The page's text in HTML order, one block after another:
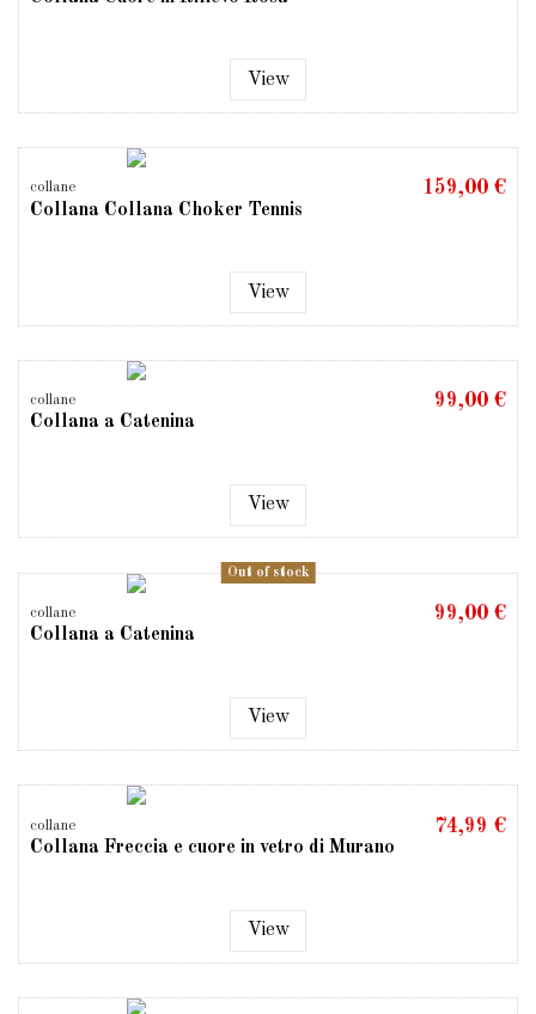
View
collane
Collana Collana Choker Tennis
159,00 €
View
collane
Collana a Catenina
99,00 €
View
Out of stock
collane
Collana a Catenina
99,00 €
View
collane
Collana Freccia e cuore in vetro di Murano
74,99 €
View